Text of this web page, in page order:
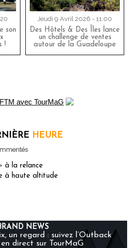
son
!
Jeudi 9 Avril 2026 - 11:00
Des Hôtels & Des Îles lance
un challenge de ventes
autour de la Guadeloupe
HEURE
à la relance
à haute altitude
NEWS
un regard : suivez l’Outback
direct sur TourMaG